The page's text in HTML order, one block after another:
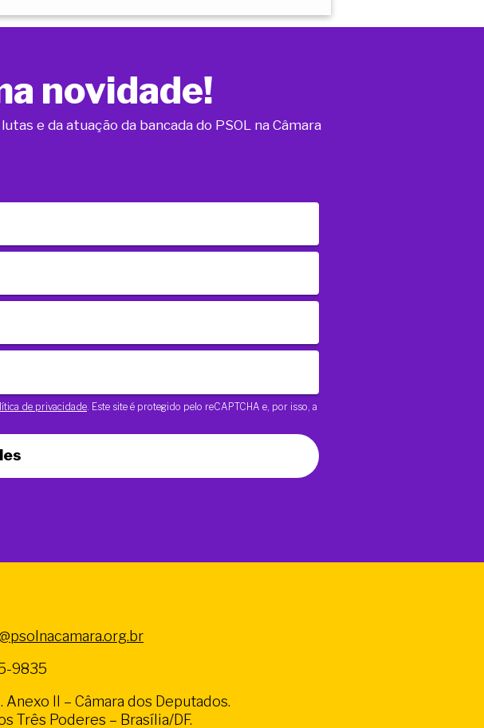
novidade!
e da atuação da bancada do PSOL na Câmara
de privacidade . Este site é protegido pelo reCAPTCHA e, por isso, a
9835
Anexo II – Câmara dos Deputados.
Três Poderes – Brasília/DF.